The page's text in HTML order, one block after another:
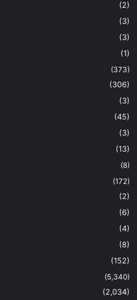
(2)
(3)
(3)
(1)
(373)
(306)
(3)
(45)
(3)
(13)
(8)
(172)
(2)
(6)
(4)
(8)
(152)
(5,340)
(2,034)